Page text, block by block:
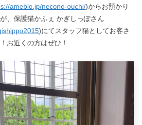
ameblo.jp/necono-ouchi/)からお預かり
、保護猫かふぇ かぎしっぽさん
)にてスタッフ猫としてお客さ
お近くの方はぜひ！